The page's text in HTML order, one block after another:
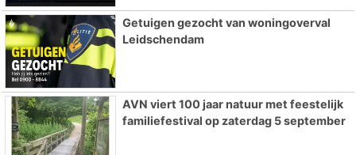
Getuigen gezocht van woningoverval
Leidschendam
AVN viert 100 jaar natuur met feestelijk
familiefestival op zaterdag 5 september